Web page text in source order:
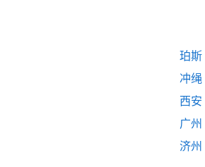
珀斯
冲绳
西安
广州
济州